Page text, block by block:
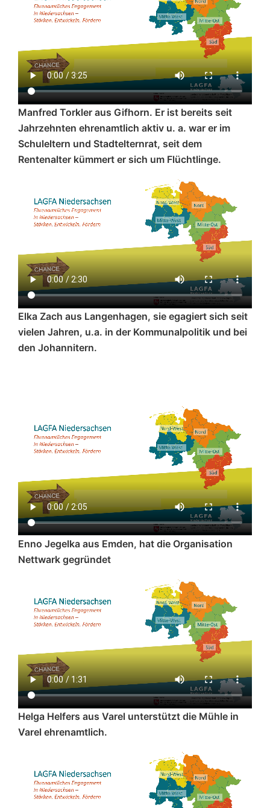
Manfred Torkler aus Gifhorn. Er ist bereits seit
Jahrzehnten ehrenamtlich aktiv u. a. war er im
Schuleltern und Stadtelternrat, seit dem
Rentenalter kümmert er sich um Flüchtlinge.
Elka Zach aus Langenhagen, sie egagiert sich seit
vielen Jahren, u.a. in der Kommunalpolitik und bei
den Johannitern.
Enno Jegelka aus Emden, hat die Organisation
Nettwark gegründet
Helga Helfers aus Varel unterstützt die Mühle in
Varel ehrenamtlich.